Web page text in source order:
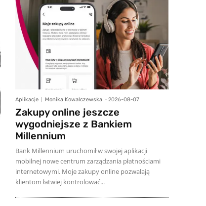
Aplikacje Monika Kowalczewska - 2026-08-07
Zakupy online jeszcze
wygodniejsze z Bankiem
Millennium
Bank Millennium uruchomił w swojej aplikacji
mobilnej nowe centrum zarządzania płatnościami
internetowymi. Moje zakupy online pozwalają
klientom łatwiej kontrolować...